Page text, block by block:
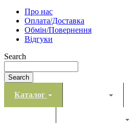
Про нас
Оплата/Доставка
Обмін/Повернення
Відгуки
Search
Search
Каталог